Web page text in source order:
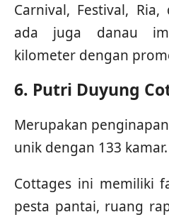
Carnival, Festival,
ada juga danau
kilometer dengan
6. Putri Duyung
Merupakan
unik dengan 133 kamar.
Cottages ini memiliki
pesta pantai, ruang